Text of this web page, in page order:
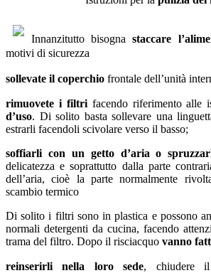
Innanzitutto bisognastaccare
motivi di sicurezza
sollevate il coperchio frontale dell’unità
rimuovete i filtrifacendo riferimento alle
d’uso. Di solito basta sollevare una
estrarli facendoli scivolare verso il basso;
soffiarli con un getto d’aria o
delicatezza e soprattutto dalla parte
dell’aria, cioè la parte normalmente
scambio termico
Di solito i filtri sono in plastica e possono
normali detergenti da cucina, facendo
trama del filtro. Dopo il risciacquo vanno
reinserirli nella loro sede, chiudere